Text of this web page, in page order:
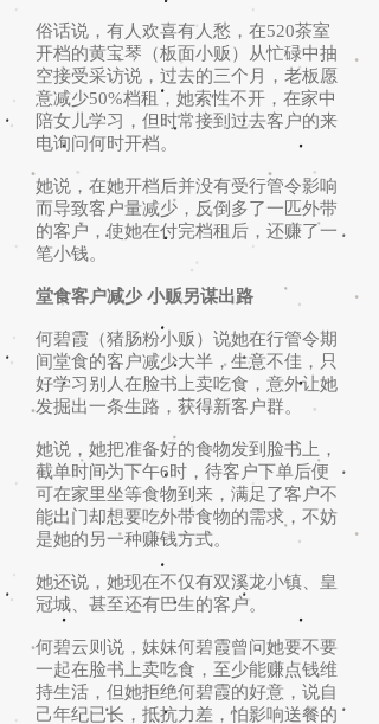
俗话说，有人欢喜有人愁，在520茶室
开档的黄宝琴（板面小贩）从忙碌中抽
空接受采访说，过去的三个月，老板愿
意减少50%档租，她索性不开，在家中
陪女儿学习，但时常接到过去客户的来
电询问何时开档。
她说，在她开档后并没有受行管令影响
而导致客户量减少，反倒多了一匹外带
的客户，使她在付完档租后，还赚了一
笔小钱。
堂食客户减少 小贩另谋出路
何碧霞（猪肠粉小贩）说她在行管令期
间堂食的客户减少大半，生意不佳，只
好学习别人在脸书上卖吃食，意外让她
发掘出一条生路，获得新客户群。
她说，她把准备好的食物发到脸书上，
截单时间为下午6时，待客户下单后便
可在家里坐等食物到来，满足了客户不
能出门却想要吃外带食物的需求，不妨
是她的另一种赚钱方式。
她还说，她现在不仅有双溪龙小镇、皇
冠城、甚至还有巴生的客户。
何碧云则说，妹妹何碧霞曾问她要不要
一起在脸书上卖吃食，至少能赚点钱维
持生活，但她拒绝何碧霞的好意，说自
己年纪已长，抵抗力差，怕影响送餐的